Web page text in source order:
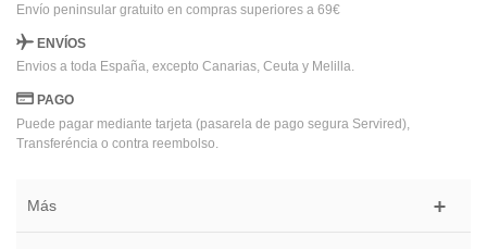
Envío peninsular gratuito en compras superiores a 69€
ENVÍOS
Envios a toda España, excepto Canarias, Ceuta y Melilla.
PAGO
Puede pagar mediante tarjeta (pasarela de pago segura Servired),
Transferéncia o contra reembolso.
Más